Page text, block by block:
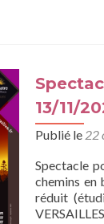
13/11/
Publié le 22
Spectacle
chemins en
réduit